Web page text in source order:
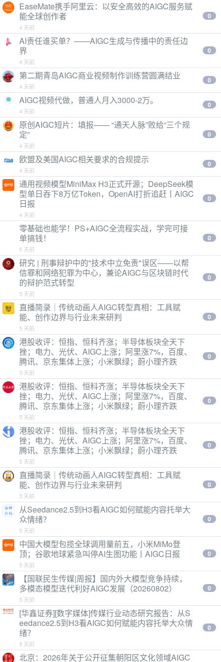
EaseMate携手阿里云：以安全高效的AIGC服务赋
能全球创作者
4 天前
0
AI责任谁买单？——AIGC生成与传播中的责任边
界
4 天前
0
第二期青岛AIGC商业视频制作训练营圆满结业
4 天前
0
AIGC视频代做，普通人月入3000-2万。
4 天前
0
原创AIGC短片：填报—— “通天人脉”败给“三个规
定”
4 天前
0
欧盟及美国AIGC相关要求的合规提示
4 天前
0
通用视频模型MiniMax H3正式开源；DeepSeek模
型单日吞下8万亿Token，OpenAI打折追赶丨AIGC
日报
4 天前
0
零基础也能学！PS+AIGC全流程实战，学完可接
单搞钱！
5 天前
0
研究 | 刑事辩护中的"技术中立免责"误区——以帮
信罪和网络犯罪为中心，兼论AIGC与区块链时代
的辩护范式转型
5 天前
0
直播简录｜传统动画人AIGC转型真相：工具赋
能、创作边界与行业未来研判
5 天前
0
港股收评：恒指、恒科齐涨；半导体板块全天下
挫；电力、光伏、AIGC上涨；阿里涨7%，百度、
腾讯、京东集体上涨；小米飘绿；蔚小理齐跌
5 天前
0
港股收评：恒指、恒科齐涨；半导体板块全天下
挫；电力、光伏、AIGC上涨；阿里涨7%，百度、
腾讯、京东集体上涨；小米飘绿；蔚小理齐跌
5 天前
0
港股收评：恒指、恒科齐涨；半导体板块全天下
挫；电力、光伏、AIGC上涨；阿里涨7%，百度、
腾讯、京东集体上涨；小米飘绿；蔚小理齐跌
5 天前
0
直播简录｜传统动画人AIGC转型真相：工具赋
能、创作边界与行业未来研判
5 天前
0
从Seedance2.5到H3看AIGC如何赋能内容托举大
众情绪？
5 天前
0
中国大模型包揽全球调用量前五，小米MiMo登
顶；谷歌地球紧急叫停AI生图功能丨AIGC日报
5 天前
0
【国联民生传媒|周报】国内外大模型竞争持续，
多模态模型迭代利好AIGC发展（20260802）
5 天前
0
[华鑫证券][数字媒体]传媒行业动态研究报告：从S
eedance2.5到H3看AIGC如何赋能内容托举大众情
绪？
5 天前
0
北京：2026年关于公开征集朝阳区文化领域AIGC